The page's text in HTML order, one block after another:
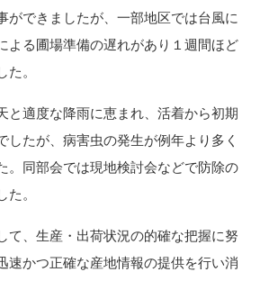
ができましたが、一部地区では台風に
よる圃場準備の遅れがあり１週間ほど
。
と適度な降雨に恵まれ、活着から初期
したが、病害虫の発生が例年より多く
。同部会では現地検討会などで防除の
。
て、生産・出荷状況の的確な把握に努
速かつ正確な産地情報の提供を行い消